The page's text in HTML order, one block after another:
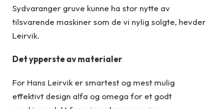
Sydvaranger gruve kunne ha stor nytte av
tilsvarende maskiner som de vi nylig solgte, hevder
Leirvik.
Det ypperste av materialer
For Hans Leirvik er smartest og mest mulig
effektivt design alfa og omega for et godt